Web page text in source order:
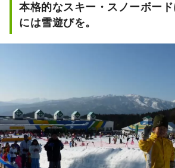
本格的なスキー・スノーボー
には雪遊びを。